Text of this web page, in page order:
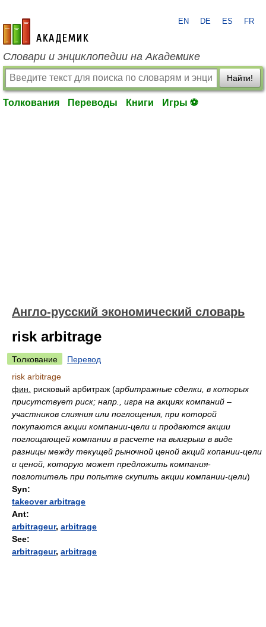
academic.ru
EN DE ES FR
Словари и энциклопедии на Академике
Найти!
Толкования Переводы Книги Игры ⚽
Англо-русский экономический словарь
risk arbitrage
Толкование
Перевод
risk arbitrage
фин.
рисковый арбитраж (арбитражные сделки, в которых
присутствует риск; напр., игра на акциях компаний –
участников слияния или поглощения, при которой
покупаются акции компании-цели и продаются акции
поглощающей компании в расчете на выигрыш в виде
разницы между текущей рыночной ценой акций копании-цели
и ценой, которую может предложить компания-
поглотитель при попытке скупить акции компании-цели)
Syn:
takeover arbitrage
Ant:
arbitrageur, arbitrage
See:
arbitrageur, arbitrage